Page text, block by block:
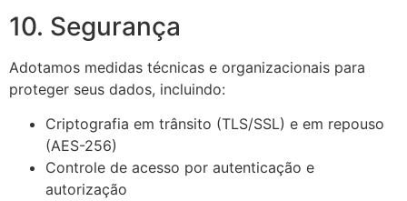
10. Segurança
Adotamos medidas técnicas e organizacionais para
proteger seus dados, incluindo:
Criptografia em trânsito (TLS/SSL) e em repouso
(AES-256)
Controle de acesso por autenticação e
autorização